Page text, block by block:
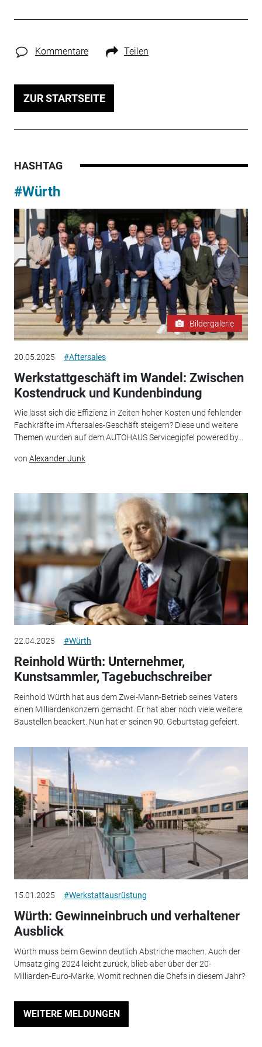
Kommentare Teilen
ZUR STARTSEITE
HASHTAG
#Würth
Bildergalerie
20.05.2025 #Aftersales
Werkstattgeschäft im Wandel: Zwischen
Kostendruck und Kundenbindung
Wie lässt sich die Effizienz in Zeiten hoher Kosten und fehlender
Fachkräfte im Aftersales-Geschäft steigern? Diese und weitere
Themen wurden auf dem AUTOHAUS Servicegipfel powered by...
von Alexander Junk
22.04.2025 #Würth
Reinhold Würth: Unternehmer,
Kunstsammler, Tagebuchschreiber
Reinhold Würth hat aus dem Zwei-Mann-Betrieb seines Vaters
einen Milliardenkonzern gemacht. Er hat aber noch viele weitere
Baustellen beackert. Nun hat er seinen 90. Geburtstag gefeiert.
15.01.2025 #Werkstattausrüstung
Würth: Gewinneinbruch und verhaltener
Ausblick
Würth muss beim Gewinn deutlich Abstriche machen. Auch der
Umsatz ging 2024 leicht zurück, blieb aber über der 20-
Milliarden-Euro-Marke. Womit rechnen die Chefs in diesem Jahr?
WEITERE MELDUNGEN